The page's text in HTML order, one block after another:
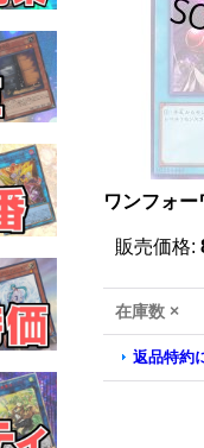
ワンフォー
販売価格:
在庫数 ×
返品特約